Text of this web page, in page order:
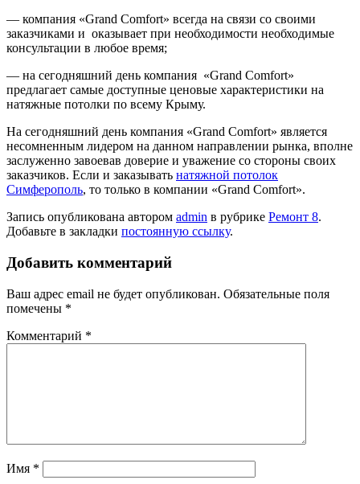
— компания «Grand Comfort» всегда на связи со своими
заказчиками и оказывает при необходимости необходимые
консультации в любое время;
— на сегодняшний день компания «Grand Comfort»
предлагает самые доступные ценовые характеристики на
натяжные потолки по всему Крыму.
На сегодняшний день компания «Grand Comfort» является
несомненным лидером на данном направлении рынка, вполне
заслуженно завоевав доверие и уважение со стороны своих
заказчиков. Если и заказывать натяжной потолок
Симферополь, то только в компании «Grand Comfort».
Запись опубликована автором admin в рубрике Ремонт 8.
Добавьте в закладки постоянную ссылку.
Добавить комментарий
Ваш адрес email не будет опубликован. Обязательные поля
помечены *
Комментарий *
Имя *